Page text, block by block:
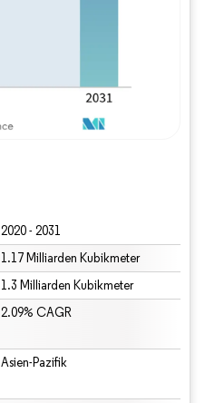
2020 - 2031
1.17 Milliarden Kubikmeter
1.3 Milliarden Kubikmeter
2.09% CAGR
Asien-Pazifik